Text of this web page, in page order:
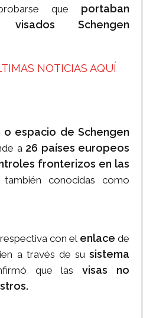
que portaban
visados Schengen
NOTICIAS AQUÍ
o espacio de Schengen​
a 26 países europeos
fronterizos en las
también conocidas como
con el enlace de
a través de su sistema
que lasvisas no